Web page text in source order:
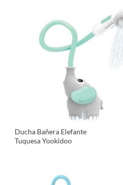
Ducha Bañera Elefante
Tuquesa Yookidoo